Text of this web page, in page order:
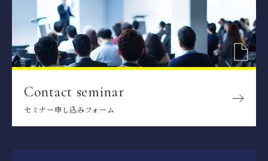
Contact seminar
セミナー申し込みフォーム